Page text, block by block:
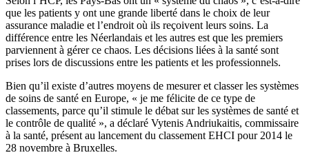
que les patients y ont une grande liberté dans le choix de leur
assurance maladie et l’endroit où ils reçoivent leurs soins. La
différence entre les Néerlandais et les autres est que les premiers
parviennent à gérer ce chaos. Les décisions liées à la santé sont
prises lors de discussions entre les patients et les professionnels.
Bien qu’il existe d’autres moyens de mesurer et classer les systèmes
de soins de santé en Europe, « je me félicite de ce type de
classements, parce qu’il stimule le débat sur les systèmes de santé et
le contrôle de qualité », a déclaré Vytenis Andriukaitis, commissaire
à la santé, présent au lancement du classement EHCI pour 2014 le
28 novembre à Bruxelles.